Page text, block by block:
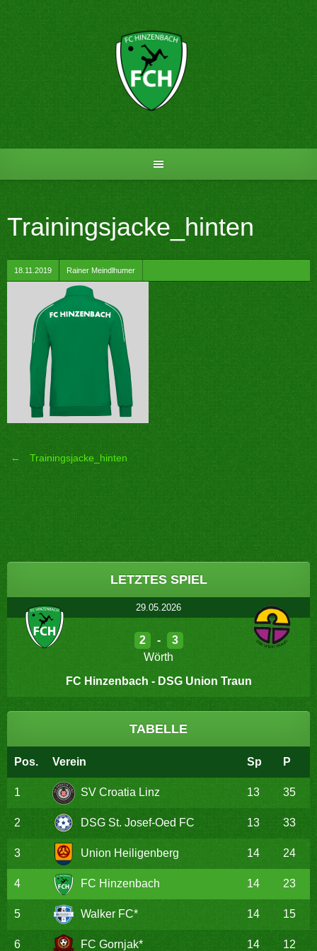
to
Trainingsjacke_hinten
18.11.2019 Rainer Meindlhumer
Post
navigation
← Trainingsjacke_hinten
LETZTES SPIEL
29.05.2026
2 -
3
Wörth
FC Hinzenbach - DSG Union Traun
TABELLE
Pos. Verein Sp P
1 SV Croatia Linz 13 35
2 DSG St. Josef-Oed FC 13 33
3 Union Heiligenberg 14 24
4 FC Hinzenbach 14 23
5 Walker FC* 14 15
6 FC Gornjak* 14 12